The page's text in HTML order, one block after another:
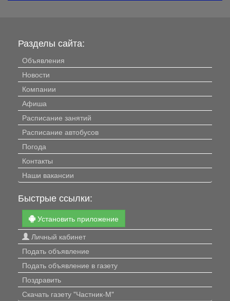
Разделы сайта:
Объявления
Новости
Компании
Афиша
Расписание занятий
Расписание автобусов
Погода
Контакты
Наши вакансии
Быстрые ссылки:
Установить приложение
Личный кабинет
Подать объявление
Подать объявление в газету
Поздравить
Скачать газету "Частник-М"